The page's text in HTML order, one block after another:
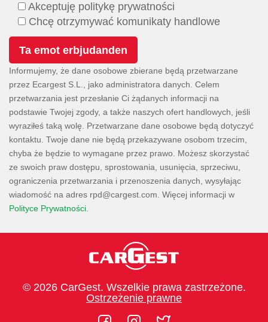
Akceptuję politykę prywatności
Chcę otrzymywać komunikaty handlowe
Informujemy, że dane osobowe zbierane będą przetwarzane
przez Ecargest S.L., jako administratora danych. Celem
przetwarzania jest przesłanie Ci żądanych informacji na
podstawie Twojej zgody, a także naszych ofert handlowych, jeśli
wyraziłeś taką wolę. Przetwarzane dane osobowe będą dotyczyć
kontaktu. Twoje dane nie będą przekazywane osobom trzecim,
chyba że będzie to wymagane przez prawo. Możesz skorzystać
ze swoich praw dostępu, sprostowania, usunięcia, sprzeciwu,
ograniczenia przetwarzania i przenoszenia danych, wysyłając
wiadomość na adres
. Więcej informacji w
Polityce Prywatności.
© 2026 CarGest. Wszelkie prawa zastrzeżone.
Ostrzeżenie prawne